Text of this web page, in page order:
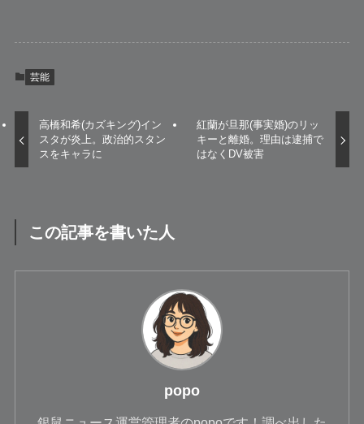
芸能
高橋和希(カズキング)イン
スタが炎上。政治的スタン
スをキャラに
紅蘭が旦那(事実婚)のリッ
キーと離婚。理由は逮捕で
はなくDV被害
この記事を書いた人
popo